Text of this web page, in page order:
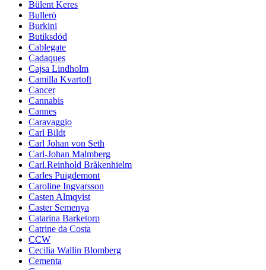
Bülent Keres
Bullerö
Burkini
Butiksdöd
Cablegate
Cadaques
Cajsa Lindholm
Camilla Kvartoft
Cancer
Cannabis
Cannes
Caravaggio
Carl Bildt
Carl Johan von Seth
Carl-Johan Malmberg
Carl.Reinhold Bråkenhielm
Carles Puigdemont
Caroline Ingvarsson
Casten Almqvist
Caster Semenya
Catarina Barketorp
Catrine da Costa
CCW
Cecilia Wallin Blomberg
Cementa